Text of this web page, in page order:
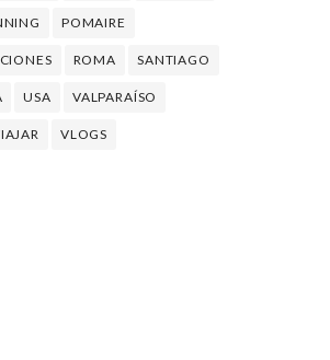
POMAIRE
ROMA SANTIAGO
USA VALPARAÍSO
VLOGS